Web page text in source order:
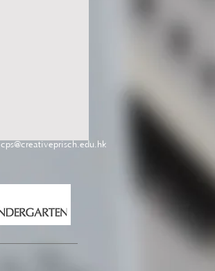
cps@creativeprisch.edu.hk